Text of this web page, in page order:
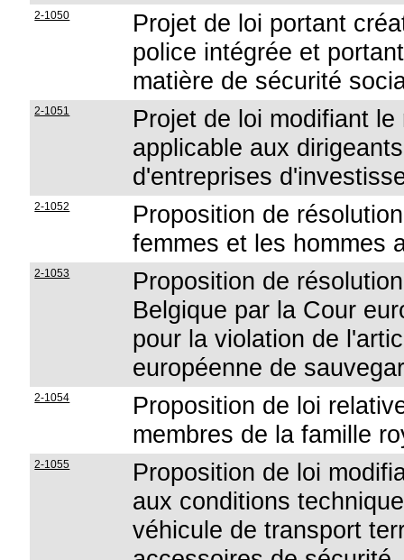
2-1050
Projet de loi portant
police intégrée et
matière de sécurité
2-1051
Projet de loi modifiant
applicable aux
d'entreprises
2-1052
Proposition de
femmes et les hommes
2-1053
Proposition de
Belgique par la Cour
pour la violation de
européenne de
2-1054
Proposition de loi
membres de la famille
2-1055
Proposition de loi
aux conditions
véhicule de transport